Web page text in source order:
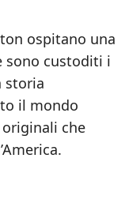
ospitano una
sono custoditi i
storia
il mondo
che